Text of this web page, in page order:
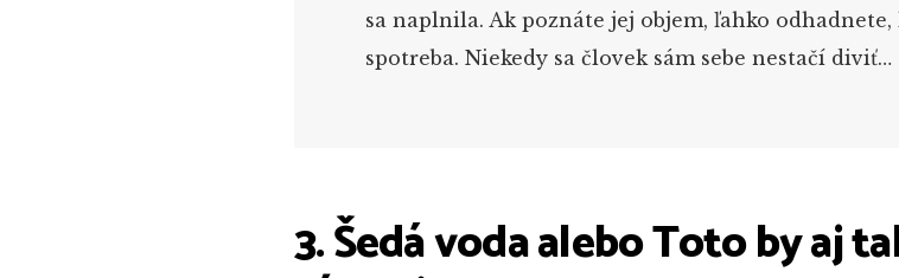
sa naplnila. Ak poznáte jej objem, ľahko odhadnete,
spotreba. Niekedy sa človek sám sebe nestačí diviť…
3. Šedá voda alebo Toto by aj